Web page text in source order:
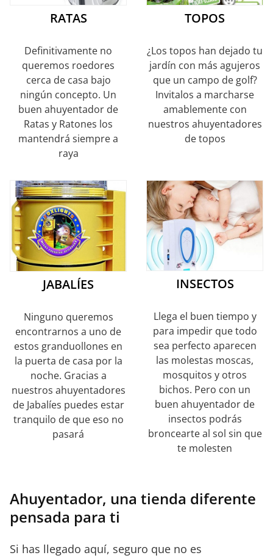
RATAS
Definitivamente no
queremos roedores
cerca de casa bajo
ningún concepto. Un
buen ahuyentador de
Ratas y Ratones los
mantendrá siempre a
raya
TOPOS
¿Los topos han dejado tu
jardín con más agujeros
que un campo de golf?
Invitalos a marcharse
amablemente con
nuestros ahuyentadores
de topos
JABALÍES
Ninguno queremos
encontrarnos a uno de
estos granduollones en
la puerta de casa por la
noche. Gracias a
nuestros ahuyentadores
de Jabalíes puedes estar
tranquilo de que eso no
pasará
INSECTOS
Llega el buen tiempo y
para impedir que todo
sea perfecto aparecen
las molestas moscas,
mosquitos y otros
bichos. Pero con un
buen ahuyentador de
insectos podrás
broncearte al sol sin que
te molesten
Ahuyentador, una tienda diferente
pensada para ti
Si has llegado aquí, seguro que no es